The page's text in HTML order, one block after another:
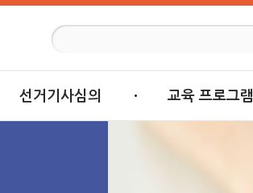
선거기사심의 교육 프로그램